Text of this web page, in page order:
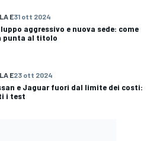
E31 ott 2024
aggressivo e nuova sede: come
punta al titolo
E23 ott 2024
e Jaguar fuori dal limite dei costi:
i test